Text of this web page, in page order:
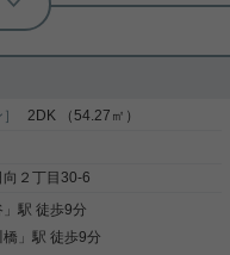
！ 初期費用お得物件☆
た、敷金・礼金がゼ
です(^^)/ 新築物件のた
物が使える利点！ 気になっ
絡ください。 お問い合わせお待
詳細を見る
2DK （54.27㎡）
２丁目30-6
」駅 徒歩9分
橋 」駅 徒歩9分